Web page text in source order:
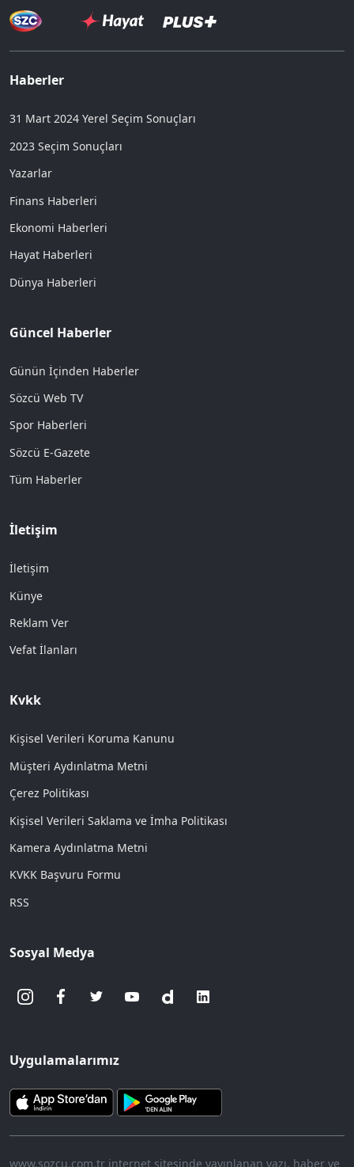
Haberler
31 Mart 2024 Yerel Seçim Sonuçları
2023 Seçim Sonuçları
Yazarlar
Finans Haberleri
Ekonomi Haberleri
Hayat Haberleri
Dünya Haberleri
Güncel Haberler
Günün İçinden Haberler
Sözcü Web TV
Spor Haberleri
Sözcü E-Gazete
Tüm Haberler
İletişim
İletişim
Künye
Reklam Ver
Vefat İlanları
Kvkk
Kişisel Verileri Koruma Kanunu
Müşteri Aydınlatma Metni
Çerez Politikası
Kişisel Verileri Saklama ve İmha Politikası
Kamera Aydınlatma Metni
KVKK Başvuru Formu
RSS
Sosyal Medya
Uygulamalarımız
www.sozcu.com.tr internet sitesinde yayınlanan yazı, haber ve